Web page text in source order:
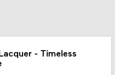
- Timeless